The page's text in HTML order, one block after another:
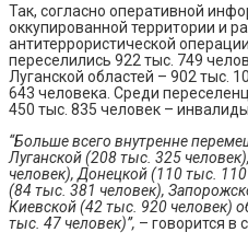
Так, согласно оперативной
оккупированной территории и
антитеррористической
переселились 922 тыс. 749
Луганской областей – 902 тыс.
643 человека. Среди
450 тыс. 835 человек –
“Больше всего внутренне
Луганской (208 тыс. 325
человек), Донецкой (110 тыс.
(84 тыс. 381 человек),
Киевской (42 тыс. 920 человек)
тыс. 47 человек)”, – говорится в